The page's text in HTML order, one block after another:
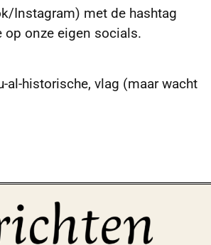
Instagram) met de hashtag
op onze eigen socials.
al-historische, vlag (maar wacht